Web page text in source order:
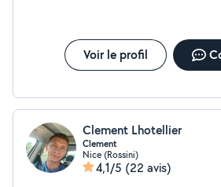
matelas,tapis,intérieur
*Bricolages divers (pose
rideau,cadres,miroirs,store,
fumée,montage abris jardin)
Voir le profil
Clement Lhotellier
Clement
Nice (Rossini)
4,1/5 (22 avis)